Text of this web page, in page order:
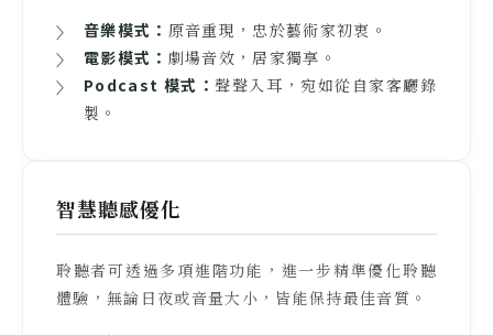
音樂模式： 原音重現，忠於藝術家初衷。
電影模式： 劇場音效，居家獨享。
Podcast 模式：聲聲入耳，宛如從自家客廳錄
製。
智慧聽感優化
聆聽者可透過多項進階功能，進一步精準優化聆聽
體驗，無論日夜或音量大小，皆能保持最佳音質。